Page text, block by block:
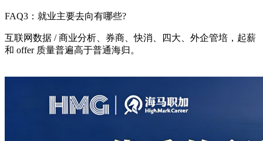
FAQ3：就业主要去向有哪些?
互联网数据 / 商业分析、券商、快消、四大、外企管培，起薪
和 offer 质量普遍高于普通海归。